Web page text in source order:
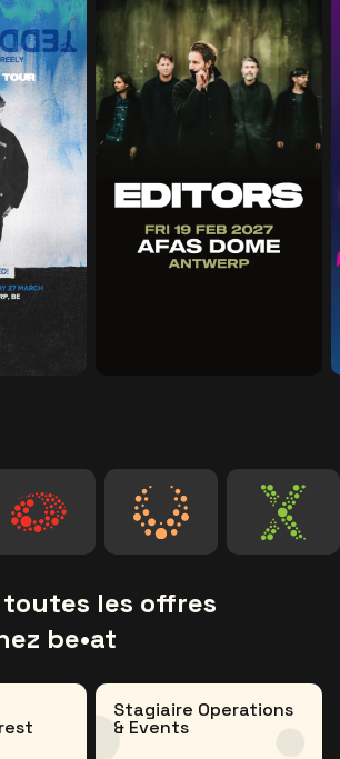
de be•at tickets
Visitez le site de Lotto Arena
Visitez le site de
les offres
be•at
Stagiaire Operations
& Events